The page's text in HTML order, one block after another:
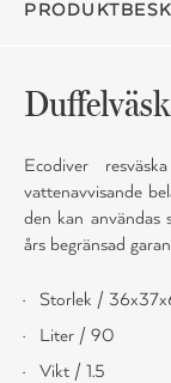
Ecodiver
vattenavvisande
den kan användas
års begränsad
Storlek /
Liter / 90
Vikt / 1.5